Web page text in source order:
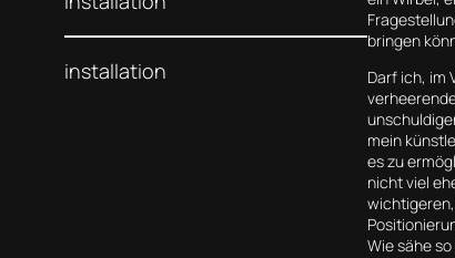
installation
bringen
Darf ich, im
mein
es zu
nicht viel
Wie sähe so